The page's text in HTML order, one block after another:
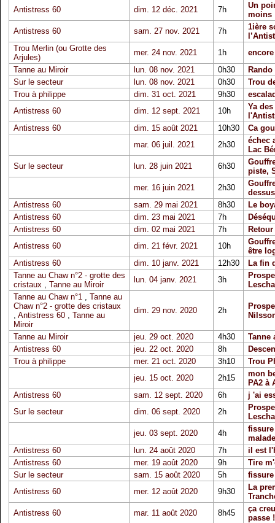
Antistress 60 dim. 12 déc. 2021 7h
Un
moins
Antistress 60
sam. 27 nov. 2021 7h
1ière
Trou Merlin (ou Grotte des
Arjules)
mer. 24 nov. 2021 1h
Tanne au Miroir
lun. 08 nov. 2021 0h30
Sur le secteur
lun. 08 nov. 2021 0h30
Trou
Trou à philippe
dim. 31 oct. 2021 9h30
Antistress 60
dim. 12 sept. 2021 10h
Ya
Antistress 60
dim. 15 août 2021 10h30
Ca
mar. 06 juil. 2021
2h30
échec
Lac
Sur le secteur
lun. 28 juin 2021 6h30
piste,
mer. 16 juin 2021
2h30
Antistress 60
sam. 29 mai 2021 8h30
Le
Antistress 60
dim. 23 mai 2021 7h
Antistress 60
dim. 02 mai 2021 7h
Antistress 60
dim. 21 févr. 2021 10h
être
Antistress 60
dim. 10 janv. 2021 12h30
La fin
Tanne au Chaw n°2 - grotte des
cristaux , Tanne au Miroir
lun. 04 janv. 2021 3h
Tanne au Chaw n°1, Tanne au
Chaw n°2 - grotte des cristaux
, Antistress 60, Tanne au
Miroir
dim. 29 nov. 2020 2h
Tanne au Miroir jeu. 29 oct. 2020 4h30
Tanne
Antistress 60
jeu. 22 oct. 2020 8h
Trou à philippe
mer. 21 oct. 2020 3h10
Trou
jeu. 15 oct. 2020
2h15
mon
PA2 à
Antistress 60
sam. 12 sept. 2020 6h
j 'ai
Sur le secteur
dim. 06 sept. 2020 2h
jeu. 03 sept. 2020
4h
Antistress 60
lun. 24 août 2020 7h
il est
Antistress 60
mer. 19 août 2020 9h
Tire
Sur le secteur
sam. 15 août 2020 5h
Antistress 60
mer. 12 août 2020 9h30
La
Antistress 60
mar. 11 août 2020 8h45
ça
passe !